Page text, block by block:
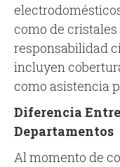
como de cristales
responsabilidad
incluyen
como asistencia
Diferencia Entre
Departamentos
Al momento de